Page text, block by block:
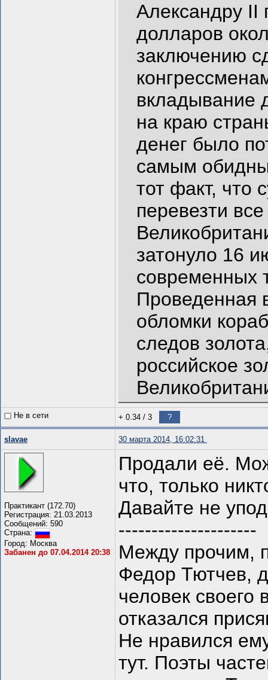
Александру II
долларов
заключению
вкладывание
на краю
денег было
самым
тот факт, что
перевезти
затонуло 16
современных
Проведенная
обломки
следов
российское
Не в сети + 0.34 / 3 ?
slavae 30 марта 2014, 16:02:31
Практикант (172.70)
Регистрация: 21.03.2013
Сообщений: 590
Страна:
Город: Москва
Забанен до 07.04.2014 20:38
Продали её.
что, только
Давайте не
---------------------
Между прочим,
Федор Тютчев,
человек своего
отказался
Не нравился
тут. Поэты